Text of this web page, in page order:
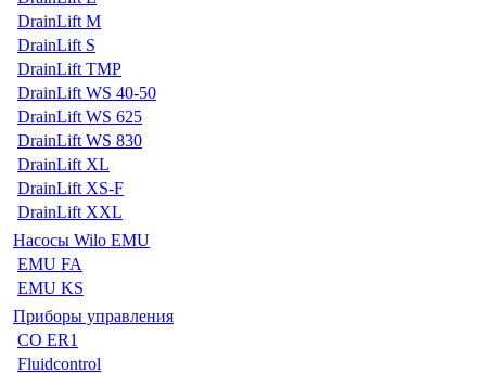
DrainLift M
DrainLift S
DrainLift TMP
DrainLift WS 40-50
DrainLift WS 625
DrainLift WS 830
DrainLift XL
DrainLift XS-F
DrainLift XXL
Насосы Wilo EMU
EMU FA
EMU KS
Приборы управления
CO ER1
Fluidcontrol